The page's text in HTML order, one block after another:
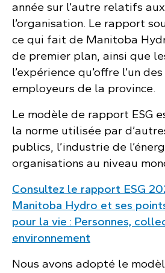
année sur l’autre relatifs
l’organisation. Le rapport
ce qui fait de Manitoba
de premier plan, ainsi que
l’expérience qu’offre l’un
employeurs de la province.
Le modèle de rapport ESG
la norme utilisée par
publics, l’industrie de
organisations au niveau
Consultez le rapport ESG
Manitoba Hydro et ses
pour la vie : Personnes,
environnement
Nous avons adopté le